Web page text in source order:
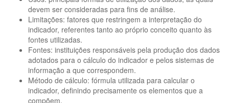
devem ser consideradas para fins de análise.
Limitações: fatores que restringem a interpretação do
indicador, referentes tanto ao próprio conceito quanto às
fontes utilizadas.
Fontes: instituições responsáveis pela produção dos dados
adotados para o cálculo do indicador e pelos sistemas de
informação a que correspondem.
Método de cálculo: fórmula utilizada para calcular o
indicador, definindo precisamente os elementos que a
compõem.